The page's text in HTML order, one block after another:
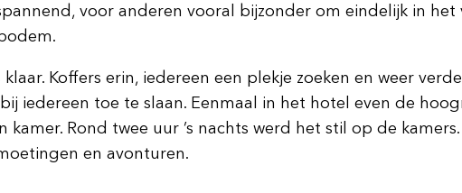
voor anderen vooral bijzonder om eindelijk in
Koffers erin, iedereen een plekje zoeken en weer
iedereen toe te slaan. Eenmaal in het hotel even de
Rond twee uur ’s nachts werd het stil op de
en avonturen.